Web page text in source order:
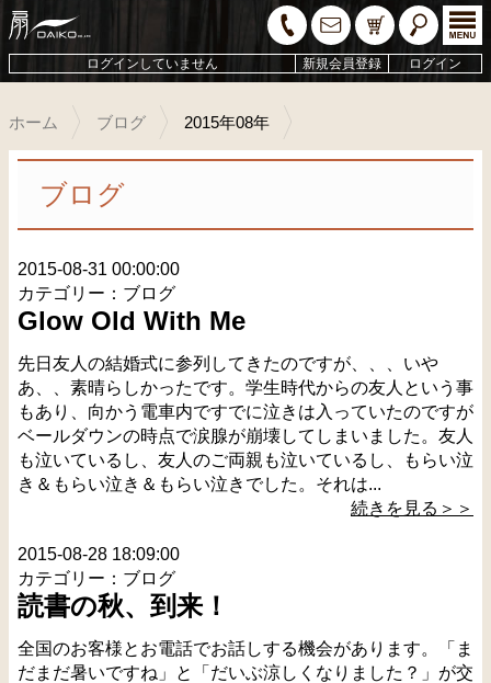
ログインしていません 新規会員登録 ログイン
ホーム ブログ 2015年08年
ブログ
2015-08-31 00:00:00
カテゴリー：ブログ
Glow Old With Me
先日友人の結婚式に参列してきたのですが、、、いや
あ、、素晴らしかったです。学生時代からの友人という事
もあり、向かう電車内ですでに泣きは入っていたのですが
ベールダウンの時点で涙腺が崩壊してしまいました。友人
も泣いているし、友人のご両親も泣いているし、もらい泣
き＆もらい泣き＆もらい泣きでした。それは...
続きを見る＞＞
2015-08-28 18:09:00
カテゴリー：ブログ
読書の秋、到来！
全国のお客様とお電話でお話しする機会があります。「ま
だまだ暑いですね」と「だいぶ涼しくなりました？」が交